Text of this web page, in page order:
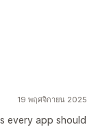
19 พฤศจิกายน 2025
every app should